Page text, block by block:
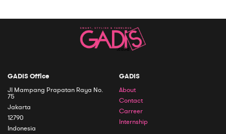
GADIS Office
Jl Mampang Prapatan Raya No.
75
Jakarta
12790
Indonesia
GADIS
About
Contact
Carreer
Internship